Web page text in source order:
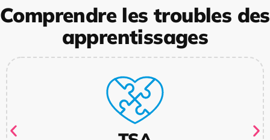
Comprendre les troubles des
apprentissages